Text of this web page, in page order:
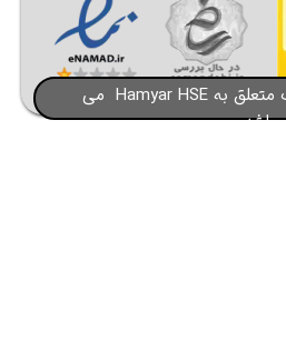
تمام حقوق این سایت متعلق به Hamyar HSE می
باشد​​​​​​​